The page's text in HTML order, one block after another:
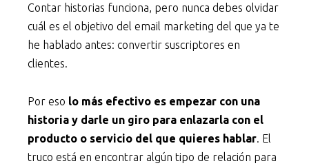
Contar historias funciona, pero nunca debes olvidar
cuál es el objetivo del email marketing del que ya te
he hablado antes: convertir suscriptores en
clientes.
Por eso lo más efectivo es empezar con una
historia y darle un giro para enlazarla con el
producto o servicio del que quieres hablar . El
truco está en encontrar algún tipo de relación para